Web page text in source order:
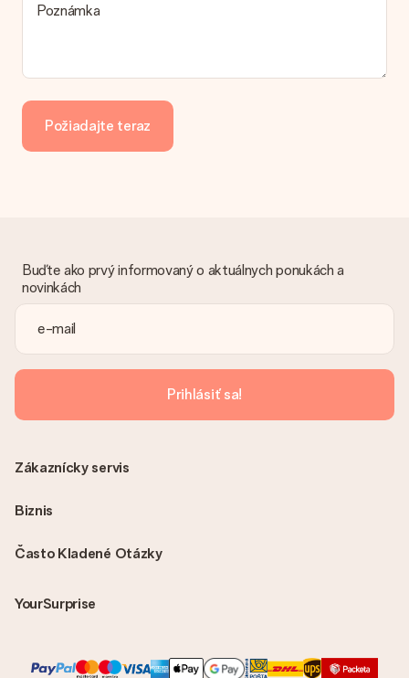
Ponúkame tieto spôsoby platby: iDeal, Paypal, kreditná karta,
manuálneho prevodu platby, prosím, vezmite do úvahy
dodatočný 3 dni na doručenie Vášho daru.
Je faktúra odoslaná spolu s objednávkou?
S objednávkou nie je odoslaná žiadna faktúra. Faktúru
svojom účte MySurprise. To znamená, že môžete mať dar
doručený priamo príjemcovi, čo z neho robí skutočné
prekvapenie!
Poznámka
Požiadajte teraz
Buďte ako prvý informovaný o aktuálnych ponukách a
novinkách
Prihlásiť sa!
Často Kladené Otázky
YourSurprise
Zákaznícky servis
Biznis